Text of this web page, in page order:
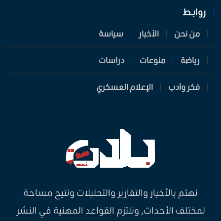
روابـط
من نحن الأخبار سياسة
رياضة منوعات دراسات
فكر وأدب الإعلام العسكري
نهتم بالأخبار والتقارير والتحليلات ونتيح مساحة
لمختلف الأحداث, ونلتزم القواعد المهنية في النشر